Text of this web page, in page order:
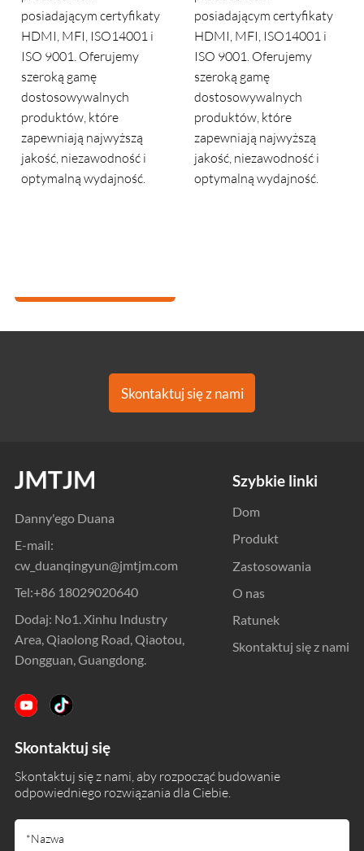
posiadającym certyfikaty
HDMI, MFI, ISO14001 i
ISO 9001. Oferujemy
szeroką gamę
dostosowywalnych
produktów, które
zapewniają najwyższą
jakość, niezawodność i
optymalną wydajność.
HDMI, MFI, ISO14001 i
ISO 9001. Oferujemy
szeroką gamę
dostosowywalnych
produktów, które
zapewniają najwyższą
jakość, niezawodność i
optymalną wydajność.
Skontaktuj się z nami
Danny'ego Duana
E-mail:
cw_duanqingyun@jmtjm.com
Tel:+86 18029020640
Dodaj: No1. Xinhu Industry
Area, Qiaolong Road, Qiaotou,
Dongguan, Guangdong.
Szybkie linki
Dom
Produkt
Zastosowania
O nas
Ratunek
Skontaktuj się z nami
Skontaktuj się
Skontaktuj się z nami, aby rozpocząć budowanie
odpowiedniego rozwiązania dla Ciebie.